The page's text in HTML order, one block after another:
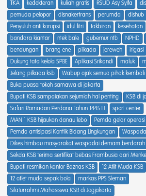
TKA
kedokteran kuliah gratis RSUD Asy Syifa
pemuda pelopor
disnakertrans perumda dishub
Penyuluh anti korupsi
idul fitri takbiran kesehatan
bandara kiantar
ntek bale gubernur ntb NPHD
bendungan
brang ene pilkada jereweh
irigasi
Dukung tata kelola SPBE
Aplikasi Srikandi maluk
Jelang pilkada ksb
Wabup ajak semua pihak kembali
Buka puasa tokoh samawa di jakarta
Bupati KSB sampaiakan sejumlah hal penting
KSB di
Safari Ramadan Perdana Tahun 1445 H
sport center
MAN 1 KSB hijaukan danau lebo
Pemda gelar
Pemda antisipasi Konflik Bidang Lingkungan
Dikes himbau masyarakat waspadai demam berdarah
Sekda KSB terima sertifikat bebas Frambusia dari
Bupati resmikan kantor Baznas KSB
12 Atlit Muda KSB
12 atlet muda sepak bola
markas PPS Sleman
Silaturrahmi Mahasiswa KSB di Jogjakarta